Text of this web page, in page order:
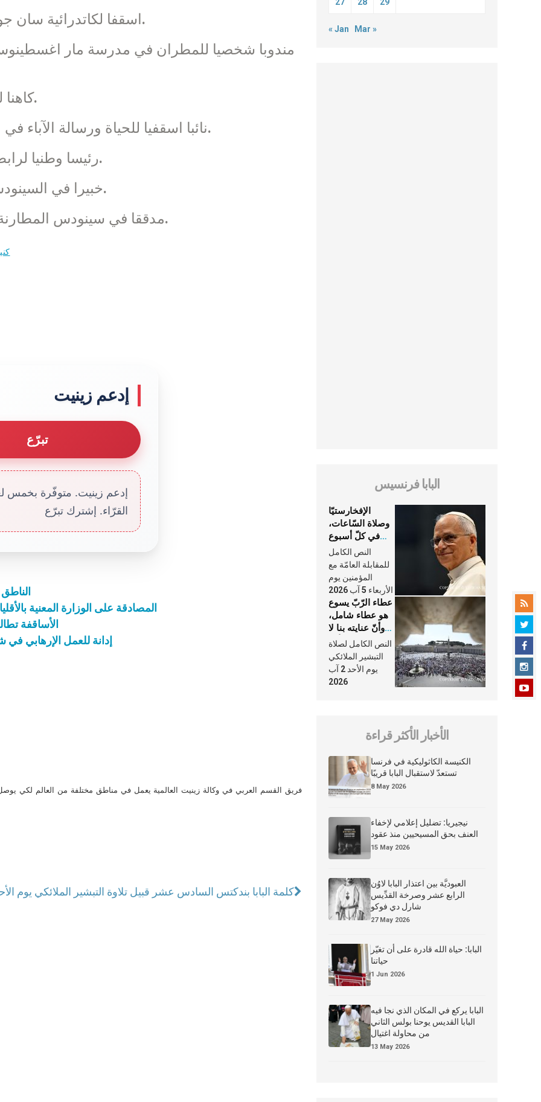
2001 – 2006: اسقفا لكاتدرائية سان جورج للموارنة في بيروت.
2006 – 2012: كاهنا لرعية مار يوسف بيروت.
2009 – 2012: نائبا اسقفيا للحياة ورسالة الآباء في ابرشية بيروت المارونية.
2008 – 2012: رئيسا وطنيا لرابطة رجال الدين في لبنان.
2002 – 2006: خبيرا في السينودس البطريركي الماروني.
2010: مدققا في سينودس المطارنة للمسيحيين في الشرق الاوسط.
إدعم زينيت
تبرّع
إدعم زينيت. متوفّرة بخمس
القرّاء. إشترك تبرّع
المصادقة على الوزارة المعنية
الأساقفة
إدانة للعمل الإرهابي في شمال
فريق القسم العربي في وكالة زينيت العالمية يعمل في مناطق مختلفة من العالم لكي
كلمة البابا بندكتس السادس عشر قبيل تلاوة التبشير الملائكي يوم الأحد 26 فبراير
« Jan Mar »
البابا فرنسيس
الإفخارستيّا
وصلاة السّاعات،
في كلّ أسبوع
وكلّ يوم، هما
النَّفَس في حياة
الكنيسة
النص الكامل
للمقابلة العامّة مع
المؤمنين يوم
الأربعاء 5 آب 2026
عطاء الرّبّ يسوع
هو عطاء شامل،
وأنّ عنايته بنا لا
تغيب عنّا أبدًا
النص الكامل لصلاة
التبشير الملائكي
يوم الأحد 2 آب
2026
الأخبار الأكثر قراءة
الكنيسة الكاثوليكية في فرنسا
تستعدّ لاستقبال البابا قريبًا
8 May 2026
نيجيريا: تضليل إعلامي لإخفاء
العنف بحق المسيحيين منذ عقود
15 May 2026
العبوديَّة بين اعتذار البابا لاوُن
الرابع عشر وصرخة القدِّيس
شارل دي فوكو
27 May 2026
البابا: حياة الله قادرة على أن تغيّر
حياتنا
1 Jun 2026
البابا يركع في المكان الذي نجا فيه
البابا القديس يوحنا بولس الثاني
من محاولة اغتيال
13 May 2026